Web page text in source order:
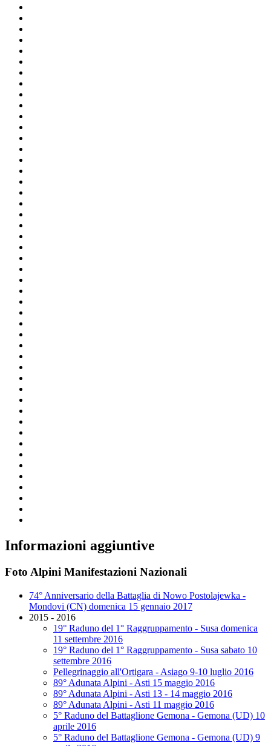
Informazioni aggiuntive
Foto Alpini Manifestazioni Nazionali
74° Anniversario della Battaglia di Nowo Postolajewka -
Mondovi (CN) domenica 15 gennaio 2017
2015 - 2016
19° Raduno del 1° Raggruppamento - Susa domenica
11 settembre 2016
19° Raduno del 1° Raggruppamento - Susa sabato 10
settembre 2016
Pellegrinaggio all'Ortigara - Asiago 9-10 luglio 2016
89° Adunata Alpini - Asti 15 maggio 2016
89° Adunata Alpini - Asti 13 - 14 maggio 2016
89° Adunata Alpini - Asti 11 maggio 2016
5° Raduno del Battaglione Gemona - Gemona (UD) 10
aprile 2016
5° Raduno del Battaglione Gemona - Gemona (UD) 9